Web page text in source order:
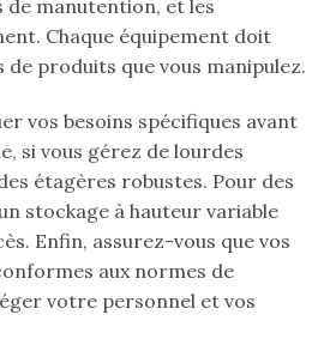
de manutention, et les
Chaque équipement doit
de produits que vous manipulez.
vos besoins spécifiques avant
si vous gérez de lourdes
étagères robustes. Pour des
stockage à hauteur variable
Enfin, assurez-vous que vos
aux normes de
votre personnel et vos